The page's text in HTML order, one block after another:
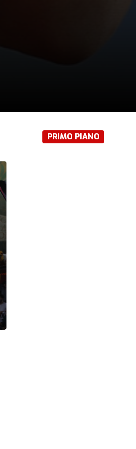
PRIMO PIANO